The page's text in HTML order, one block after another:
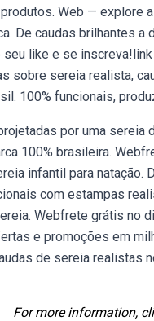
Web — explore
De caudas brilhantes
like e se
sobre sereia realista,
100% funcionais,
por uma
100% brasileira.
infantil para natação.
com estampas
Webfrete grátis no
e promoções em
de sereia realistas
For more information,